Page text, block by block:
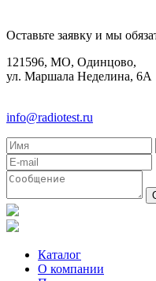
Оставьте заявку и мы
121596, МО, Одинцово,
ул. Маршала Неделина, 6А
info@radiotest.ru
Каталог
О компании